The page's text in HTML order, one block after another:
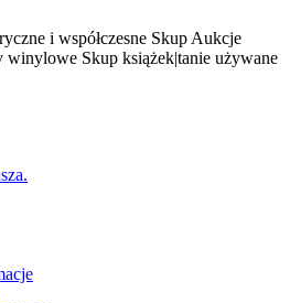
i współczesne Skup Aukcje
Skup książek|tanie używane